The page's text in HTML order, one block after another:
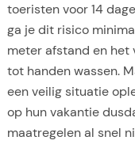
toeristen voor 14
ga je dit risico
meter afstand en het
tot handen wassen.
een veilig situatie
op hun vakantie
maatregelen al snel